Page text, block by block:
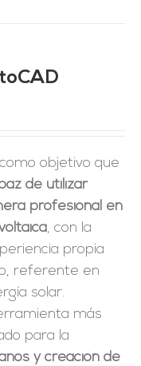
objetivo que
de utilizar
profesional en
, con la
propia
referente en
solar.
más
para la
y creación de